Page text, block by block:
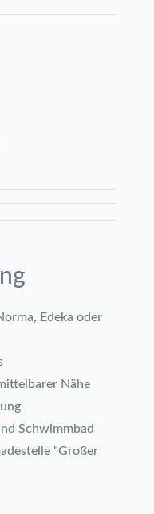
Edeka oder
Nähe
Schwimmbad
"Großer